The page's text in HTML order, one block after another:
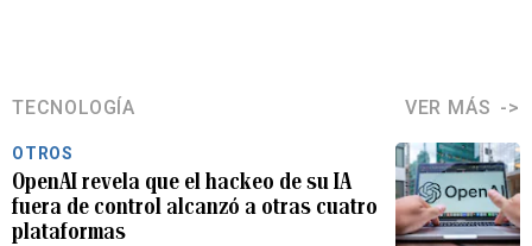
TECNOLOGÍA VER MÁS
OTROS
OpenAI revela que el hackeo de su IA
fuera de control alcanzó a otras cuatro
plataformas